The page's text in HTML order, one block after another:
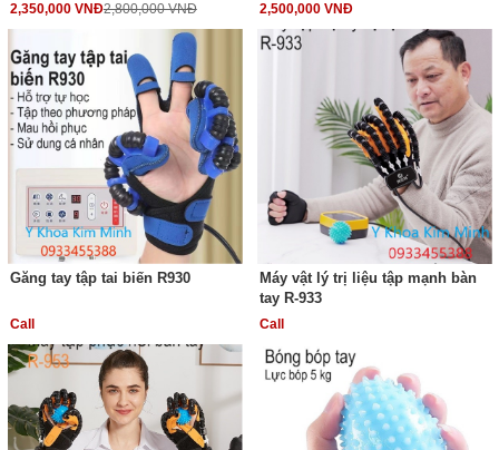
2,350,000 VNĐ2,800,000 VNĐ 2,500,000 VNĐ
Găng tay tập tai biến R930
Call
Máy vật lý trị liệu tập mạnh bàn
tay R-933
Call